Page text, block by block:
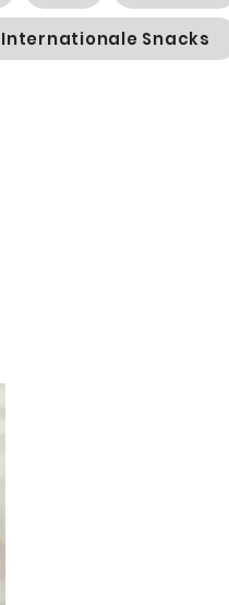
Internationale Snacks